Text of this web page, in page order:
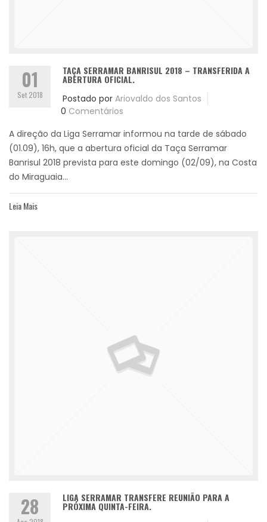
01
Set 2018
TAÇA SERRAMAR BANRISUL 2018 – TRANSFERIDA A
ABERTURA OFICIAL.
Postado por Ariovaldo dos Santos
0 Comentários
A direção da Liga Serramar informou na tarde de sábado
(01.09), 16h, que a abertura oficial da Taça Serramar
Banrisul 2018 prevista para este domingo (02/09), na Costa
do Miraguaia...
Leia Mais
28 LIGA SERRAMAR TRANSFERE REUNIÃO PARA A
PRÓXIMA QUINTA-FEIRA.